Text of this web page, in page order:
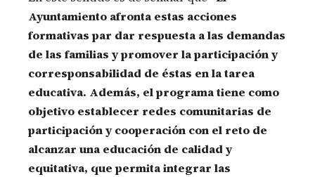
Ayuntamiento afronta estas acciones
formativas par dar respuesta a las demandas
de las familias y promover la participación y
corresponsabilidad de éstas en la tarea
educativa. Además, el programa tiene como
objetivo establecer redes comunitarias de
participación y cooperación con el reto de
alcanzar una educación de calidad y
equitativa, que permita integrar las